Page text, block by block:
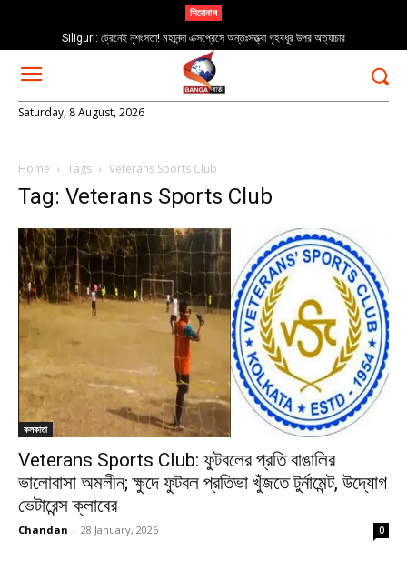
শিরোনাম
Siliguri: ট্রেনেই নৃশংসতা! মহানন্দা এক্সপ্রেসে অন্তঃসত্ত্বা গৃহবধূর উপর অত্যাচার
Saturday, 8 August, 2026
Home Tags Veterans Sports Club
Tag: Veterans Sports Club
কলকাতা
Veterans Sports Club: ফুটবলের প্রতি বাঙালির
ভালোবাসা অমলীন; ক্ষুদে ফুটবল প্রতিভা খুঁজতে টুর্নামেন্ট, উদ্যোগ
ভেটারেন্স ক্লাবের
Chandan - 28 January, 2026 0